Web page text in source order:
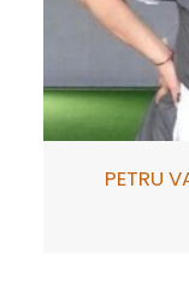
PETRU